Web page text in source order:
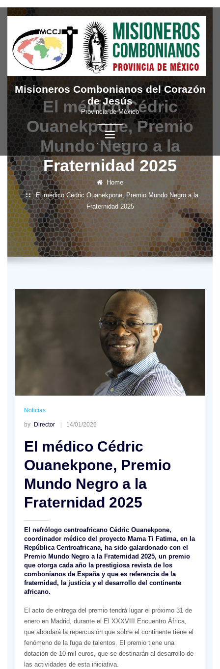
Skip
content
Misioneros Combonianos del Corazón
de Jesús
Provincia de México
El médico Cédric
Ouanekpone, Premio
Mundo Negro a la
Fraternidad 2025
Home
El médico Cédric Ouanekpone, Premio Mundo Negro a la
Fraternidad 2025
Noticias
by Director 14/01/2026
El médico Cédric
Ouanekpone, Premio
Mundo Negro a la
Fraternidad 2025
El nefrólogo centroafricano Cédric Ouanekpone,
coordinador médico del proyecto Mama Ti Fatima, en la
República Centroafricana, ha sido galardonado con el
Premio Mundo Negro a la Fraternidad 2025, un premio
que otorga cada año la prestigiosa revista de los
combonianos de España y que es referencia de la
fraternidad, la justicia y el desarrollo del continente
africano.
El acto de entrega del premio tendrá lugar el próximo 31 de
enero en Madrid, durante el El XXXVIII Encuentro África,
que abordará la repercusión que sobre el continente tiene el
fenómeno de la fuga de talentos. El premio tiene una
dotación de 10 mil euros, que se destinarán al desarrollo de
las actividades de esta iniciativa.